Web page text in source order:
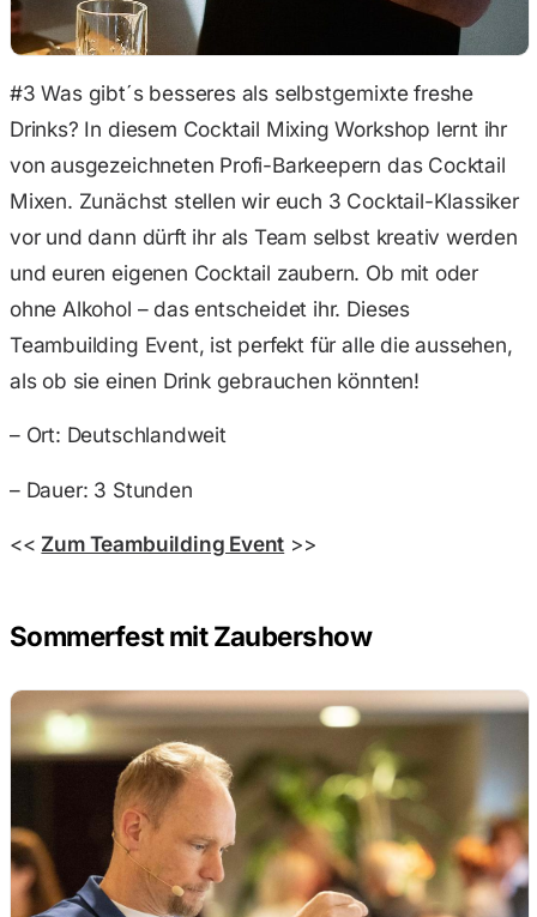
#3 Was gibt´s besseres als selbstgemixte freshe
Drinks? In diesem Cocktail Mixing Workshop lernt ihr
von ausgezeichneten Profi-Barkeepern das Cocktail
Mixen. Zunächst stellen wir euch 3 Cocktail-Klassiker
vor und dann dürft ihr als Team selbst kreativ werden
und euren eigenen Cocktail zaubern. Ob mit oder
ohne Alkohol – das entscheidet ihr. Dieses
Teambuilding Event, ist perfekt für alle die aussehen,
als ob sie einen Drink gebrauchen könnten!
– Ort: Deutschlandweit
– Dauer: 3 Stunden
<< Zum Teambuilding Event >>
Sommerfest mit Zaubershow